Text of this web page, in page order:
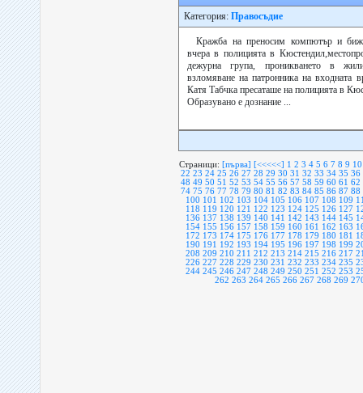
Категория: Правосъдие
Кражба на преносим компютър и
вчера в полицията в
дежурна група, проникването в
взломяване на патронника на входната
Катя Табчка пресаташе на полицията в
Образувано е дознание ...
Страници: [първа] [<<<<<] 1 2 3 4 5 6 7 8 9 10
22 23 24 25 26 27 28 29 30 31 32 33 34 35 36
48 49 50 51 52 53 54 55 56 57 58 59 60 61 62
74 75 76 77 78 79 80 81 82 83 84 85 86 87 88
100 101 102 103 104 105 106 107 108 109
118 119 120 121 122 123 124 125 126 127
136 137 138 139 140 141 142 143 144 145
154 155 156 157 158 159 160 161 162 163
172 173 174 175 176 177 178 179 180 181
190 191 192 193 194 195 196 197 198 199
208 209 210 211 212 213 214 215 216 217
226 227 228 229 230 231 232 233 234 235
244 245 246 247 248 249 250 251 252 253
262 263 264 265 266 267 268 269